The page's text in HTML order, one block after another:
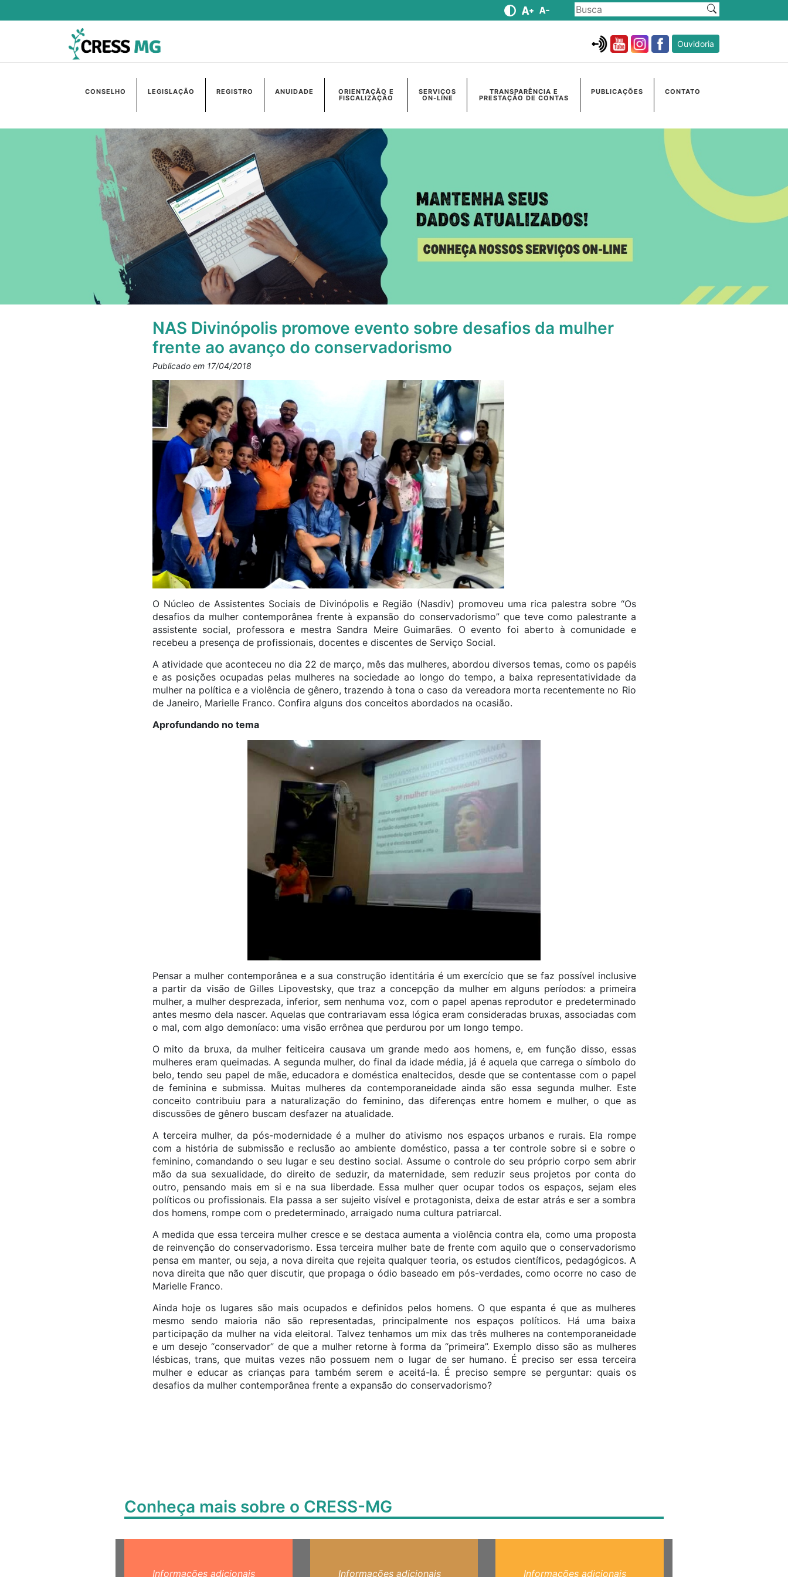
Ouvidoria
CONSELHO LEGISLAÇÃO REGISTRO ANUIDADE ORIENTAÇÃO E
FISCALIZAÇÃO
SERVIÇOS
ON-LINE
TRANSPARÊNCIA E
PRESTAÇÃO DE CONTAS
PUBLICAÇÕES CONTATO
NAS Divinópolis promove evento sobre desafios da mulher
frente ao avanço do conservadorismo
Publicado em 17/04/2018
O Núcleo de Assistentes Sociais de Divinópolis e Região (Nasdiv) promoveu uma rica palestra sobre “Os
desafios da mulher contemporânea frente à expansão do conservadorismo” que teve como palestrante a
assistente social, professora e mestra Sandra Meire Guimarães. O evento foi aberto à comunidade e
recebeu a presença de profissionais, docentes e discentes de Serviço Social.
A atividade que aconteceu no dia 22 de março, mês das mulheres, abordou diversos temas, como os papéis
e as posições ocupadas pelas mulheres na sociedade ao longo do tempo, a baixa representatividade da
mulher na política e a violência de gênero, trazendo à tona o caso da vereadora morta recentemente no Rio
de Janeiro, Marielle Franco. Confira alguns dos conceitos abordados na ocasião.
Aprofundando no tema
Pensar a mulher contemporânea e a sua construção identitária é um exercício que se faz possível inclusive
a partir da visão de Gilles Lipovestsky, que traz a concepção da mulher em alguns períodos: a primeira
mulher, a mulher desprezada, inferior, sem nenhuma voz, com o papel apenas reprodutor e predeterminado
antes mesmo dela nascer. Aquelas que contrariavam essa lógica eram consideradas bruxas, associadas com
o mal, com algo demoníaco: uma visão errônea que perdurou por um longo tempo.
O mito da bruxa, da mulher feiticeira causava um grande medo aos homens, e, em função disso, essas
mulheres eram queimadas. A segunda mulher, do final da idade média, já é aquela que carrega o símbolo do
belo, tendo seu papel de mãe, educadora e doméstica enaltecidos, desde que se contentasse com o papel
de feminina e submissa. Muitas mulheres da contemporaneidade ainda são essa segunda mulher. Este
conceito contribuiu para a naturalização do feminino, das diferenças entre homem e mulher, o que as
discussões de gênero buscam desfazer na atualidade.
A terceira mulher, da pós-modernidade é a mulher do ativismo nos espaços urbanos e rurais. Ela rompe
com a história de submissão e reclusão ao ambiente doméstico, passa a ter controle sobre si e sobre o
feminino, comandando o seu lugar e seu destino social. Assume o controle do seu próprio corpo sem abrir
mão da sua sexualidade, do direito de seduzir, da maternidade, sem reduzir seus projetos por conta do
outro, pensando mais em si e na sua liberdade. Essa mulher quer ocupar todos os espaços, sejam eles
políticos ou profissionais. Ela passa a ser sujeito visível e protagonista, deixa de estar atrás e ser a sombra
dos homens, rompe com o predeterminado, arraigado numa cultura patriarcal.
A medida que essa terceira mulher cresce e se destaca aumenta a violência contra ela, como uma proposta
de reinvenção do conservadorismo. Essa terceira mulher bate de frente com aquilo que o conservadorismo
pensa em manter, ou seja, a nova direita que rejeita qualquer teoria, os estudos científicos, pedagógicos. A
nova direita que não quer discutir, que propaga o ódio baseado em pós-verdades, como ocorre no caso de
Marielle Franco.
Ainda hoje os lugares são mais ocupados e definidos pelos homens. O que espanta é que as mulheres
mesmo sendo maioria não são representadas, principalmente nos espaços políticos. Há uma baixa
participação da mulher na vida eleitoral. Talvez tenhamos um mix das três mulheres na contemporaneidade
e um desejo “conservador” de que a mulher retorne à forma da “primeira”. Exemplo disso são as mulheres
lésbicas, trans, que muitas vezes não possuem nem o lugar de ser humano. É preciso ser essa terceira
mulher e educar as crianças para também serem e aceitá-la. É preciso sempre se perguntar: quais os
desafios da mulher contemporânea frente a expansão do conservadorismo?
Conheça mais sobre o CRESS-MG
Informações adicionais Informações adicionais Informações adicionais